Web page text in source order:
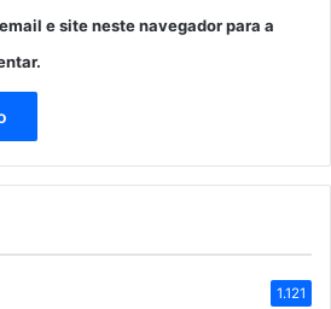
e site neste navegador para a
1.121